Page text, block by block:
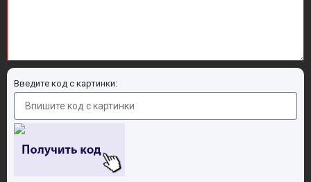
Введите код с картинки: